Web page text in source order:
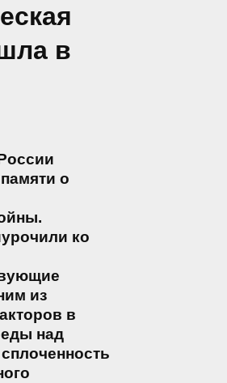
в
о
ко
из
в
над